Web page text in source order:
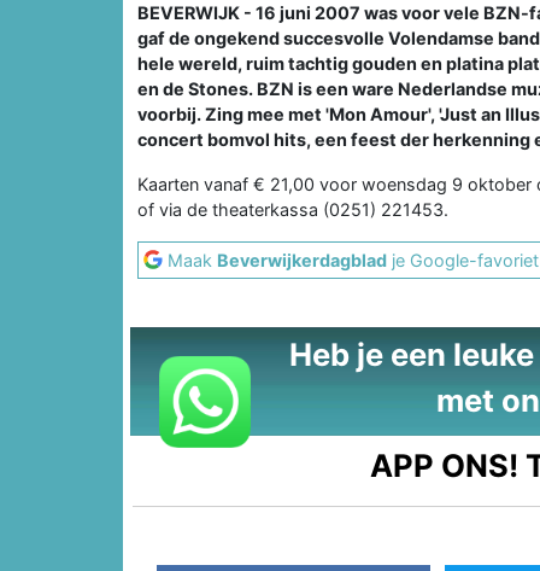
BEVERWIJK - 16 juni 2007 was voor vele
gaf de ongekend succesvolle Volendamse
hele wereld, ruim tachtig gouden en platina
en de Stones. BZN is een ware Nederlandse
voorbij. Zing mee met 'Mon Amour', 'Just an
concert bomvol hits, een feest der herkenning
Kaarten vanaf € 21,00 voor woensdag 9 oktober
of via de theaterkassa (0251) 221453.
Maak Beverwijkerdagblad je Google-favoriet
Heb je een
met
APP ONS!